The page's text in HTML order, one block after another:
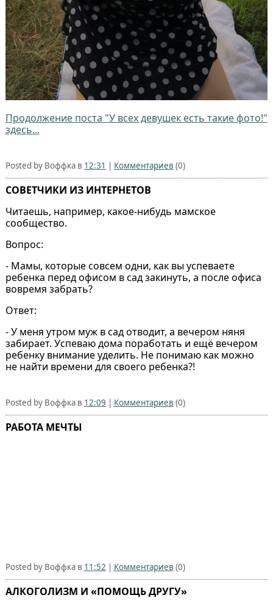
Продолжение поста "У всех девушек есть такие фото!"
здесь...
Posted by Воффка в 12:31 | Комментариев (0)
СОВЕТЧИКИ ИЗ ИНТЕРНЕТОВ
Читаешь, например, какое-нибудь мамское
сообщество.
Вопрос:
- Мамы, которые совсем одни, как вы успеваете
ребенка перед офисом в сад закинуть, а после офиса
вовремя забрать?
Ответ:
- У меня утром муж в сад отводит, а вечером няня
забирает. Успеваю дома поработать и ещё вечером
ребенку внимание уделить. Не понимаю как можно
не найти времени для своего ребенка?!
Posted by Воффка в 12:09 | Комментариев (0)
РАБОТА МЕЧТЫ
Posted by Воффка в 11:52 | Комментариев (0)
АЛКОГОЛИЗМ И «ПОМОЩЬ ДРУГУ»